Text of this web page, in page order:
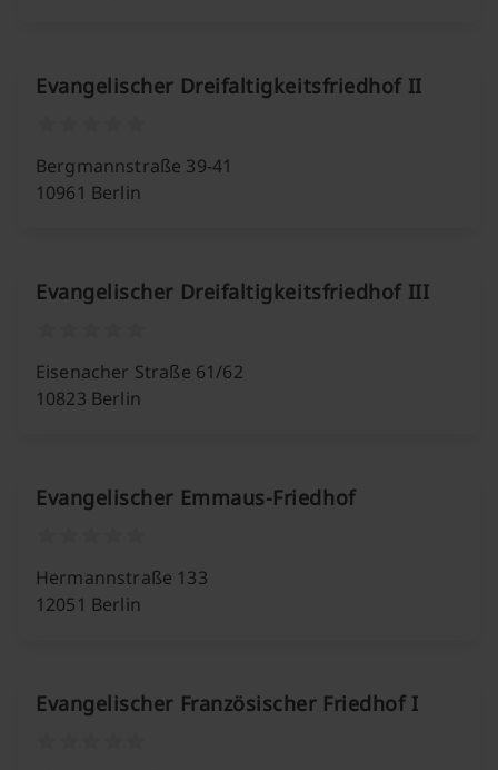
Evangelischer Dreifaltigkeitsfriedhof II
Bergmannstraße 39-41
10961 Berlin
Evangelischer Dreifaltigkeitsfriedhof III
Eisenacher Straße 61/62
10823 Berlin
Evangelischer Emmaus-Friedhof
Hermannstraße 133
12051 Berlin
Evangelischer Französischer Friedhof I